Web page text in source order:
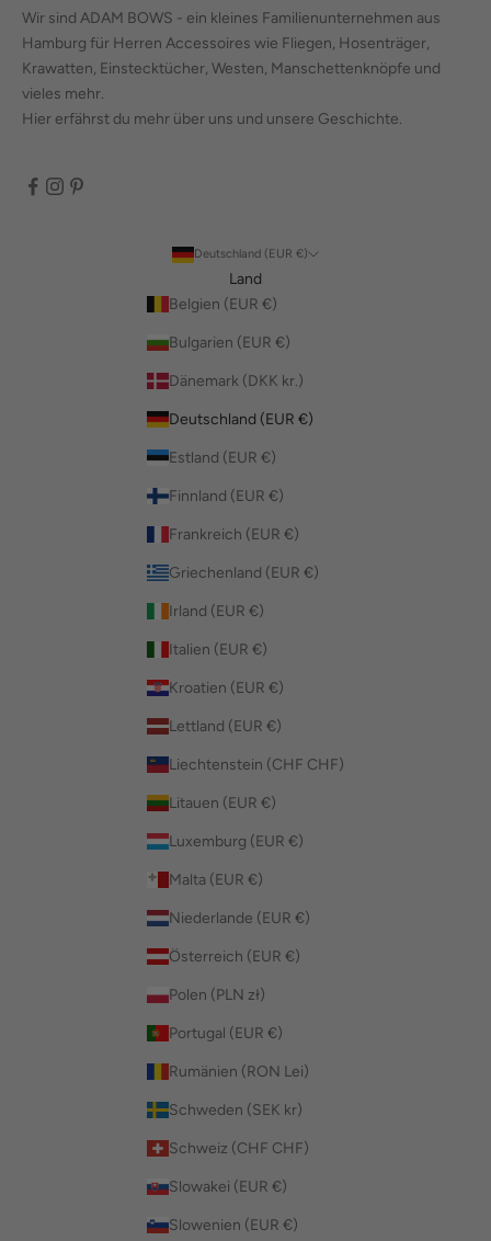
Wir sind ADAM BOWS - ein kleines Familienunternehmen aus
Hamburg für Herren Accessoires wie Fliegen, Hosenträger,
Krawatten, Einstecktücher, Westen, Manschettenknöpfe und
vieles mehr.
Hier erfährst du mehr über uns und unsere Geschichte.
Deutschland (EUR €)
Land
Belgien (EUR €)
Bulgarien (EUR €)
Dänemark (DKK kr.)
Deutschland (EUR €)
Estland (EUR €)
Finnland (EUR €)
Frankreich (EUR €)
Griechenland (EUR €)
Irland (EUR €)
Italien (EUR €)
Kroatien (EUR €)
Lettland (EUR €)
Liechtenstein (CHF CHF)
Litauen (EUR €)
Luxemburg (EUR €)
Malta (EUR €)
Niederlande (EUR €)
Österreich (EUR €)
Polen (PLN zł)
Portugal (EUR €)
Rumänien (RON Lei)
Schweden (SEK kr)
Schweiz (CHF CHF)
Slowakei (EUR €)
Slowenien (EUR €)